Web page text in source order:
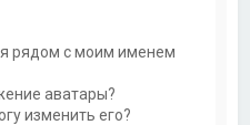
рядом с моим именем
аватары?
изменить его?